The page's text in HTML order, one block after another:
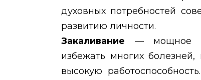
духовных потребностей
развитию личности.
Закаливание — мощное
избежать многих
высокую